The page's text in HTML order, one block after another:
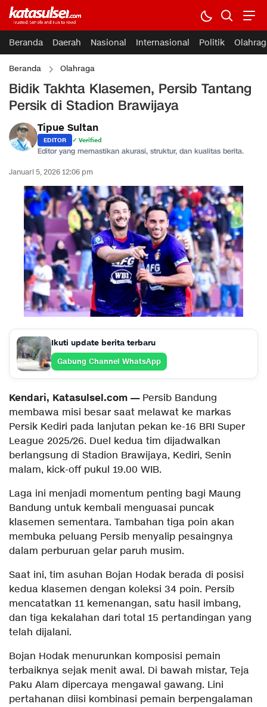
Beranda Daerah Nasional Internasional Politik
Beranda Olahraga
Bidik Takhta Klasemen, Persib Tantang
Persik di Stadion Brawijaya
Tipue Sultan
EDITOR ✓ Verified
Editor yang memastikan akurasi, struktur, dan kualitas berita.
Januari 5, 2026 12:06 pm
Ikuti update berita terbaru
Gabung Channel WhatsApp
Kendari, Katasulsel.com — Persib Bandung
membawa misi besar saat melawat ke markas
Persik Kediri pada lanjutan pekan ke-16 BRI Super
League 2025/26. Duel kedua tim dijadwalkan
berlangsung di Stadion Brawijaya, Kediri, Senin
malam, kick-off pukul 19.00 WIB.
Laga ini menjadi momentum penting bagi Maung
Bandung untuk kembali menguasai puncak
klasemen sementara. Tambahan tiga poin akan
membuka peluang Persib menyalip pesaingnya
dalam perburuan gelar paruh musim.
Saat ini, tim asuhan Bojan Hodak berada di posisi
kedua klasemen dengan koleksi 34 poin. Persib
mencatatkan 11 kemenangan, satu hasil imbang,
dan tiga kekalahan dari total 15 pertandingan yang
telah dijalani.
Bojan Hodak menurunkan komposisi pemain
terbaiknya sejak menit awal. Di bawah mistar, Teja
Paku Alam dipercaya mengawal gawang. Lini
pertahanan diisi kombinasi pemain berpengalaman